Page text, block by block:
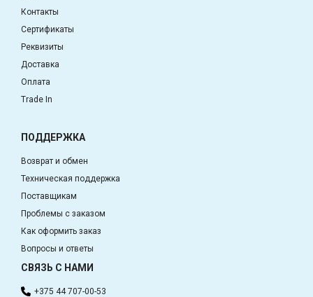
Контакты
Сертификаты
Реквизиты
Доставка
Оплата
Trade In
ПОДДЕРЖКА
Возврат и обмен
Техническая поддержка
Поставщикам
Проблемы с заказом
Как оформить заказ
Вопросы и ответы
СВЯЗЬ С НАМИ
+375 44 707-00-53